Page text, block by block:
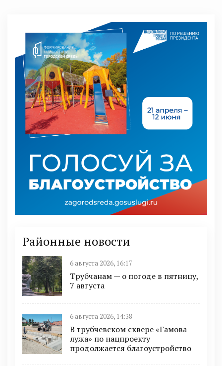
Районные новости
6 августа 2026, 16:17
Трубчанам — о погоде в пятницу,
7 августа
6 августа 2026, 14:38
В трубчевском сквере «Гамова
лужа» по нацпроекту
продолжается благоустройство